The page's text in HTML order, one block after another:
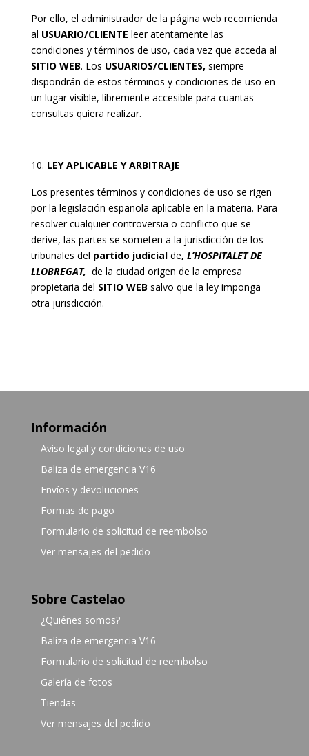
Por ello, el administrador de la página web recomienda
al USUARIO/CLIENTE leer atentamente las
condiciones y términos de uso, cada vez que acceda al
SITIO WEB. Los USUARIOS/CLIENTES, siempre
dispondrán de estos términos y condiciones de uso en
un lugar visible, libremente accesible para cuantas
consultas quiera realizar.
LEY APLICABLE Y ARBITRAJE
Los presentes términos y condiciones de uso se rigen
por la legislación española aplicable en la materia. Para
resolver cualquier controversia o conflicto que se
derive, las partes se someten a la jurisdicción de los
tribunales del partido judicial de, L’HOSPITALET DE
LLOBREGAT, de la ciudad origen de la empresa
propietaria del SITIO WEB salvo que la ley imponga
otra jurisdicción.
Información
Aviso legal y condiciones de uso
Baliza de emergencia V16
Envíos y devoluciones
Formas de pago
Formulario de solicitud de reembolso
Ver mensajes del pedido
Sobre Castelao
¿Quiénes somos?
Baliza de emergencia V16
Formulario de solicitud de reembolso
Galería de fotos
Tiendas
Ver mensajes del pedido